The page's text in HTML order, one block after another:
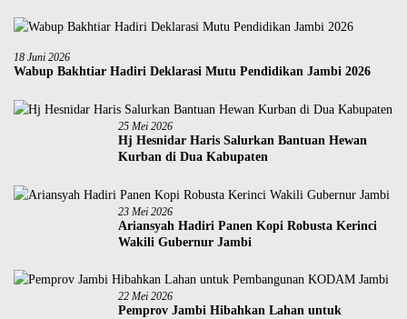
18 Juni 2026
Wabup Bakhtiar Hadiri Deklarasi Mutu Pendidikan Jambi 2026
25 Mei 2026
Hj Hesnidar Haris Salurkan Bantuan Hewan
Kurban di Dua Kabupaten
23 Mei 2026
Ariansyah Hadiri Panen Kopi Robusta Kerinci
Wakili Gubernur Jambi
22 Mei 2026
Pemprov Jambi Hibahkan Lahan untuk